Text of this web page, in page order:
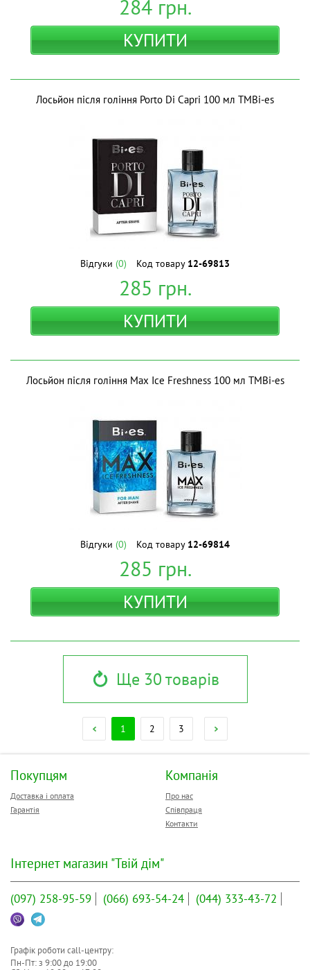
284грн.
КУПИТИ
Лосьйон після гоління Porto Di Capri 100 мл ТМBi-es
Відгуки (0) Код товару 12-69813
285 грн.
КУПИТИ
Лосьйон після гоління Max Ice Freshness 100 мл ТМBi-es
Відгуки (0) Код товару 12-69814
285 грн.
КУПИТИ
Ще 30 товарів
1 2 3
Покупцям
Доставка і оплата
Гарантія
Компанія
Про нас
Співпраця
Контакти
Інтернет магазин "Твій дім"
(097) 258-95-59 (066) 693-54-24 (044) 333-43-72
Графік роботи call-центру:
Пн-Пт: з 9:00до 19:00